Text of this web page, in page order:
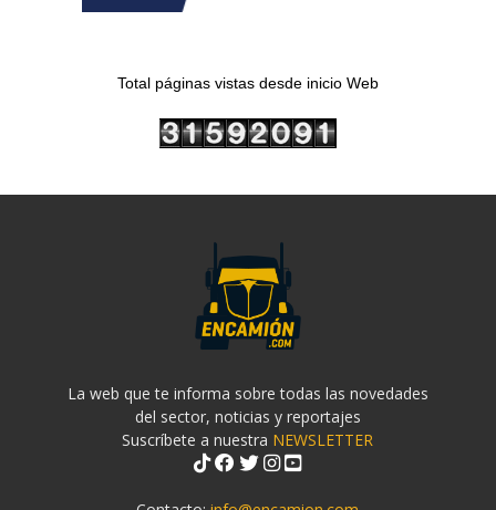
Total páginas vistas desde inicio Web
La web que te informa sobre todas las novedades
del sector, noticias y reportajes
Suscríbete a nuestra NEWSLETTER